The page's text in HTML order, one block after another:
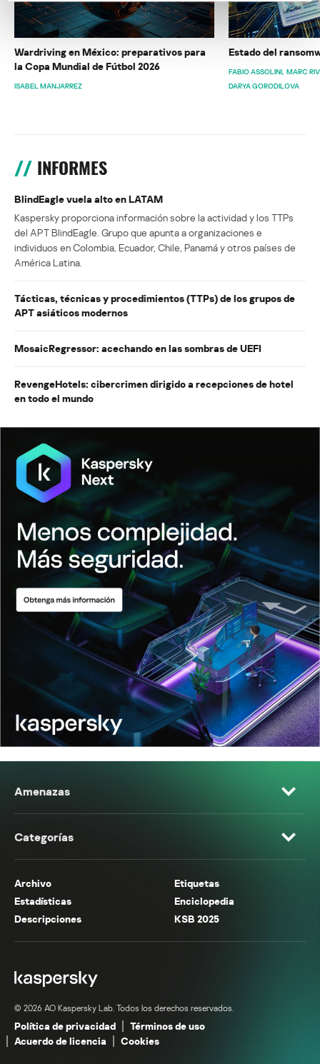
Wardriving en México: preparativos para
la Copa Mundial de Fútbol 2026
ISABEL MANJARREZ
Estado del
FABIO ASSOLINI MARC
DARYA GORODILOVA
INFORMES
BlindEagle vuela alto en LATAM
Kaspersky proporciona información sobre la actividad y los TTPs
del APT BlindEagle. Grupo que apunta a organizaciones e
individuos en Colombia, Ecuador, Chile, Panamá y otros países de
América Latina.
Tácticas, técnicas y procedimientos (TTPs) de los grupos de
APT asiáticos modernos
MosaicRegressor: acechando en las sombras de UEFI
RevengeHotels: cibercrimen dirigido a recepciones de hotel
en todo el mundo
Amenazas
Categorías
Archivo
Etiquetas
Estadísticas
Enciclopedia
Descripciones
KSB 2025
© 2026 AO Kaspersky Lab. Todos los derechos reservados.
Política de privacidad
Términos de uso
Acuerdo de licencia
Cookies